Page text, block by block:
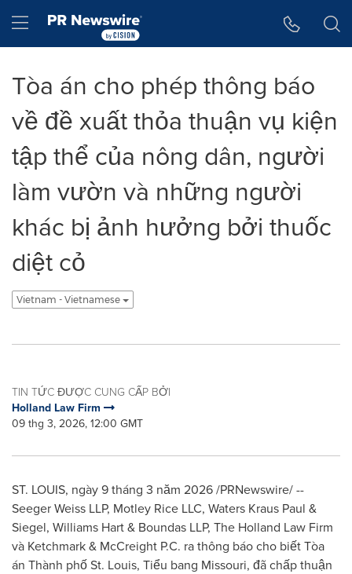
Hamburger menu
Tòa án cho phép thông báo
về đề xuất thỏa thuận vụ kiện
tập thể của nông dân, người
làm vườn và những người
khác bị ảnh hưởng bởi thuốc
diệt cỏ
Vietnam - Vietnamese
TIN TỨC ĐƯỢC CUNG CẤP BỞI
Holland Law Firm
09 thg 3, 2026, 12:00 GMT
ST. LOUIS, ngày 9 tháng 3 năm 2026/PRNewswire/ --
Seeger Weiss LLP, Motley Rice LLC, Waters Kraus Paul &
Siegel, Williams Hart & Boundas LLP, The Holland Law Firm
và Ketchmark & McCreight P.C. ra thông báo cho biết Tòa
án Thành phố St. Louis, Tiểu bang Missouri, đã chấp thuận